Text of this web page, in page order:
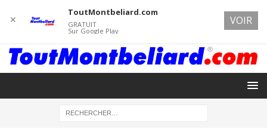
✕
ToutMontbeliard.com
GRATUIT
Sur Google Play
VOIR